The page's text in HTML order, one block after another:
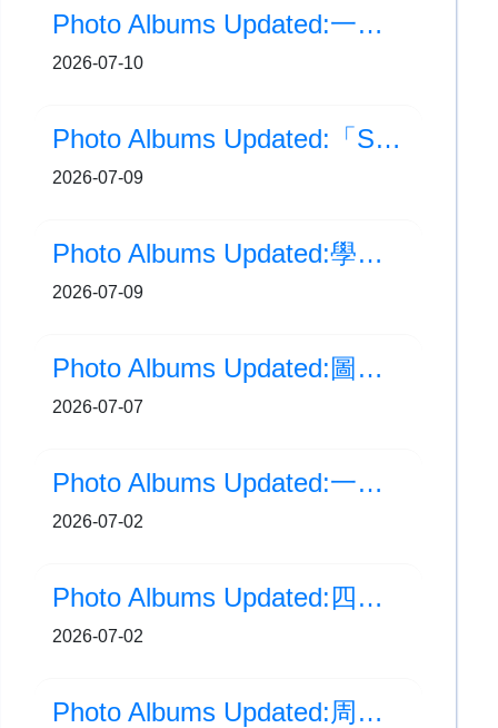
Photo Albums Updated:一至五年級結業禮
2026-07-10
Photo Albums Updated:「STEAM DAY」科學主題活動
2026-07-09
Photo Albums Updated:學校課後培育及體育科徐主任擔任AI教育研討會演講嘉賓
2026-07-09
Photo Albums Updated:圖書活動-小店長培訓班
2026-07-07
Photo Albums Updated:一年級英語時裝表演 Fashion Show
2026-07-02
Photo Albums Updated:四年級「生涯規劃活動」
2026-07-02
Photo Albums Updated:周年音樂會